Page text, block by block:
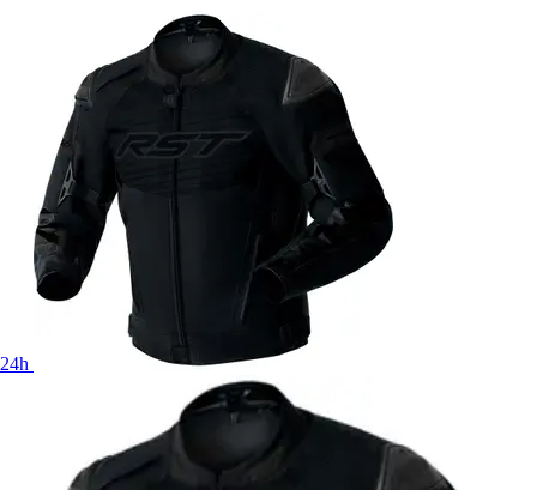
24h